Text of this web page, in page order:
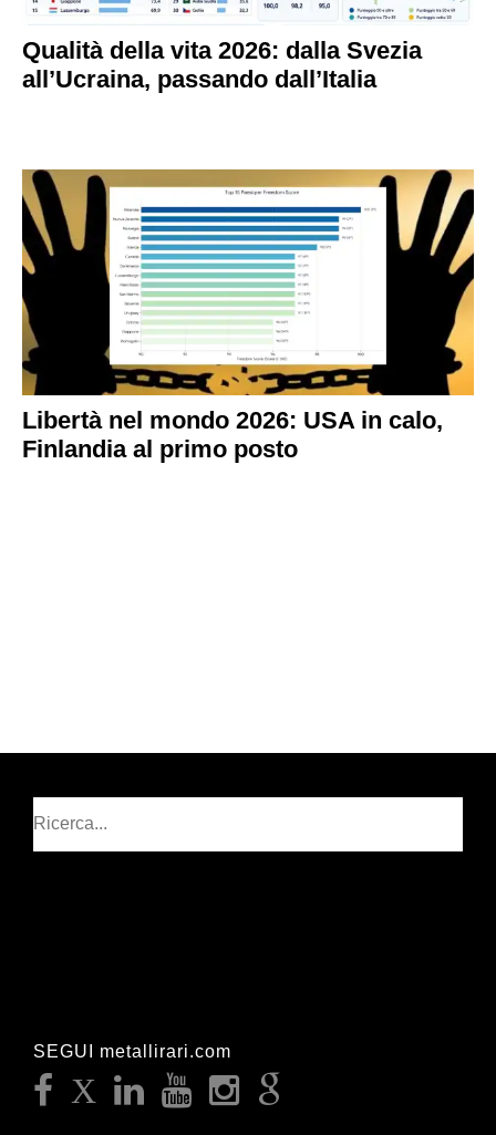
Qualità della vita 2026: dalla Svezia
all’Ucraina, passando dall’Italia
Libertà nel mondo 2026: USA in calo,
Finlandia al primo posto
SEGUI metallirari.com